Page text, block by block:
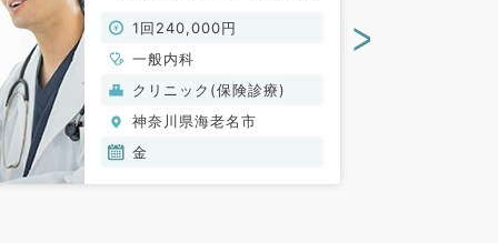
勤）1回240,000円
一般内科
クリニック(保険診療)
神奈川県海老名市
金
>